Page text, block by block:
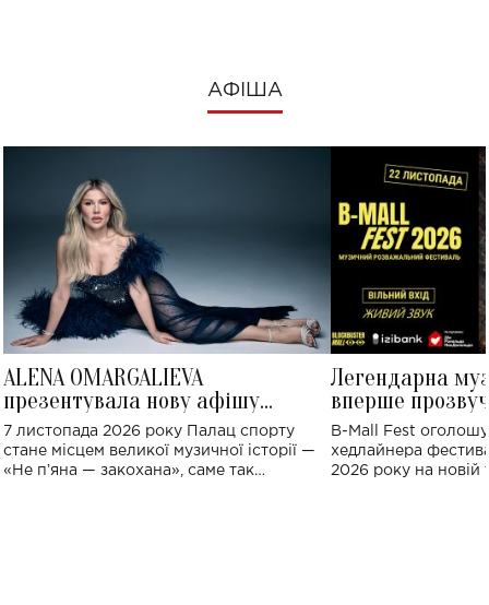
АФІША
ALENA OMARGALIEVA
презентувала нову афішу
великого концерту в Палаці
спорту
7 листопада 2026 року Палац спорту
стане місцем великої музичної історії —
«Не пʼяна — закохана», саме так
Легендарна
вперше
Україні: де
B-Mall Fest
хедлайнера
2026 року на новій